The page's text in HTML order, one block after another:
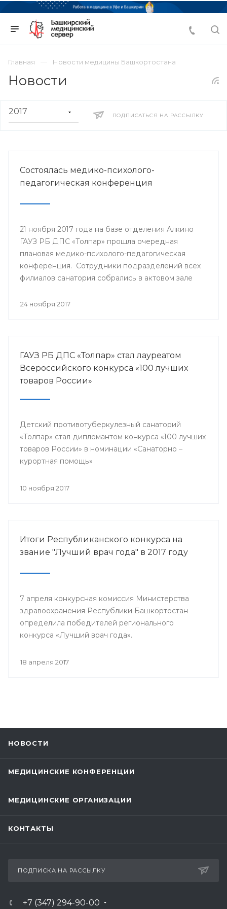
Главная Новости медицины Башкортостана
Новости
ПОДПИСАТЬСЯ НА РАССЫЛКУ
Состоялась медико-психолого-
педагогическая конференция
21 ноября 2017 года на базе отделения Алкино
ГАУЗ РБ ДПС «Толпар» прошла очередная
плановая медико-психолого-педагогическая
конференция. Сотрудники подразделений всех
филиалов санатория собрались в актовом зале
учреждения и подумать над оптимальными
24 ноября 2017
ГАУЗ РБ ДПС «Толпар» стал лауреатом
Всероссийского конкурса «100 лучших
товаров России»
Детский противотуберкулезный санаторий
«Толпар» стал дипломантом конкурса «100 лучших
товаров России» в номинации «Санаторно –
курортная помощь»
10 ноября 2017
Итоги Республиканского конкурса на
звание "Лучший врач года" в 2017 году
7 апреля конкурсная комиссия Министерства
здравоохранения Республики Башкортостан
определила победителей регионального
конкурса «Лучший врач года».
18 апреля 2017
НОВОСТИ
МЕДИЦИНСКИЕ КОНФЕРЕНЦИИ
МЕДИЦИНСКИЕ ОРГАНИЗАЦИИ
КОНТАКТЫ
ПОДПИСКА НА РАССЫЛКУ
+7 (347) 294-90-00